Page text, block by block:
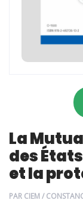
La
des
et la
PAR CIEM /